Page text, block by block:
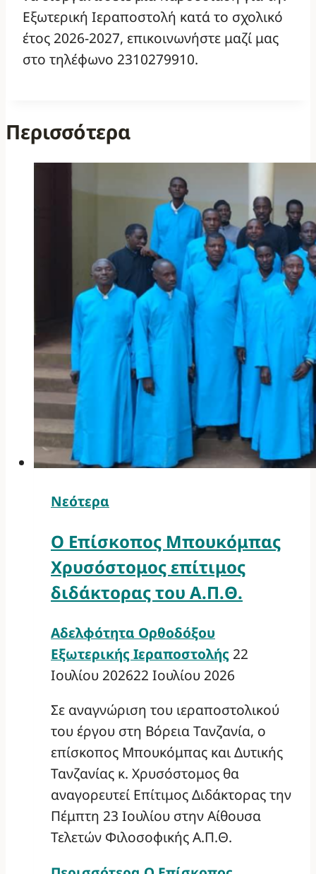
Εξωτερική Ιεραποστολή κατά το σχολικό
έτος 2026-2027, επικοινωνήστε μαζί μας
στο τηλέφωνο 2310279910.
Περισσότερα
Νεότερα
Ο Επίσκοπος Μπουκόμπας
Χρυσόστομος επίτιμος
διδάκτορας του Α.Π.Θ.
Αδελφότητα Ορθοδόξου
Εξωτερικής Ιεραποστολής 22
Ιουλίου 202622 Ιουλίου 2026
Σε αναγνώριση του ιεραποστολικού
του έργου στη Βόρεια Τανζανία, ο
επίσκοπος Μπουκόμπας και Δυτικής
Τανζανίας κ. Χρυσόστομος θα
αναγορευτεί Επίτιμος Διδάκτορας την
Πέμπτη 23 Ιουλίου στην Αίθουσα
Τελετών Φιλοσοφικής Α.Π.Θ.